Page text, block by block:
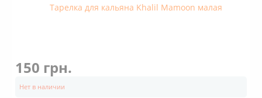
150 грн.
Нет в наличии